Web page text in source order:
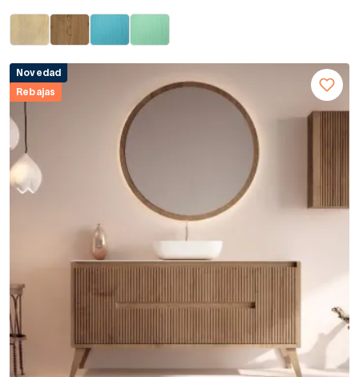
Novedad
Rebajas